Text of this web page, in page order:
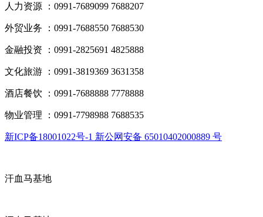
人力资源 ：0991-7689099 7688207
外贸业务 ：0991-7688550 7688530
金融投资 ：0991-2825691 4825888
文化旅游 ：0991-3819369 3631358
酒店餐饮 ：0991-7688888 7778888
物业管理 ：0991-7798988 7688535
新ICP备18001022号-1 新公网安备 65010402000889 号
汗血马基地